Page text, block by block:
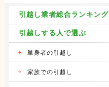
引越し業者総合ランキング
引越しする人で選ぶ
単身者の引越し
家族での引越し